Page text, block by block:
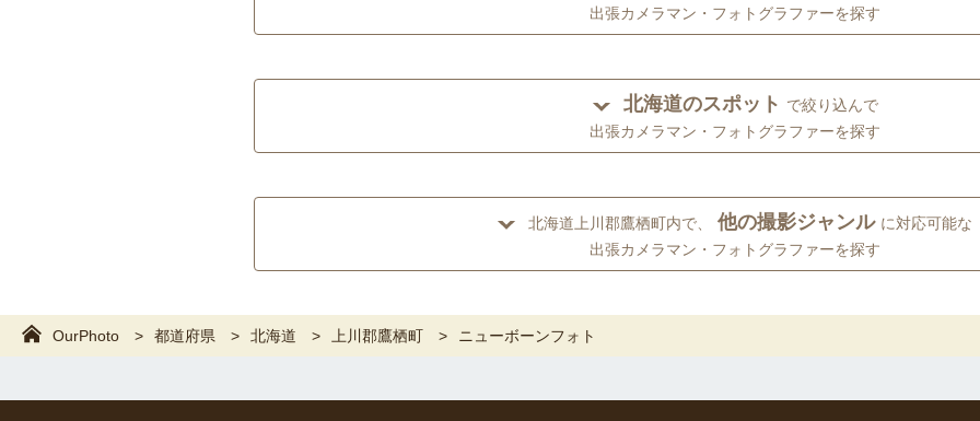
出張カメラマン・フォトグラファーを探す
北海道のスポット で絞り込んで
出張カメラマン・フォトグラファーを探す
北海道上川郡鷹栖町内で、 他の撮影ジャンル に対応可能な
出張カメラマン・フォトグラファーを探す
OurPhoto 都道府県 北海道 上川郡鷹栖町 ニューボーンフォト